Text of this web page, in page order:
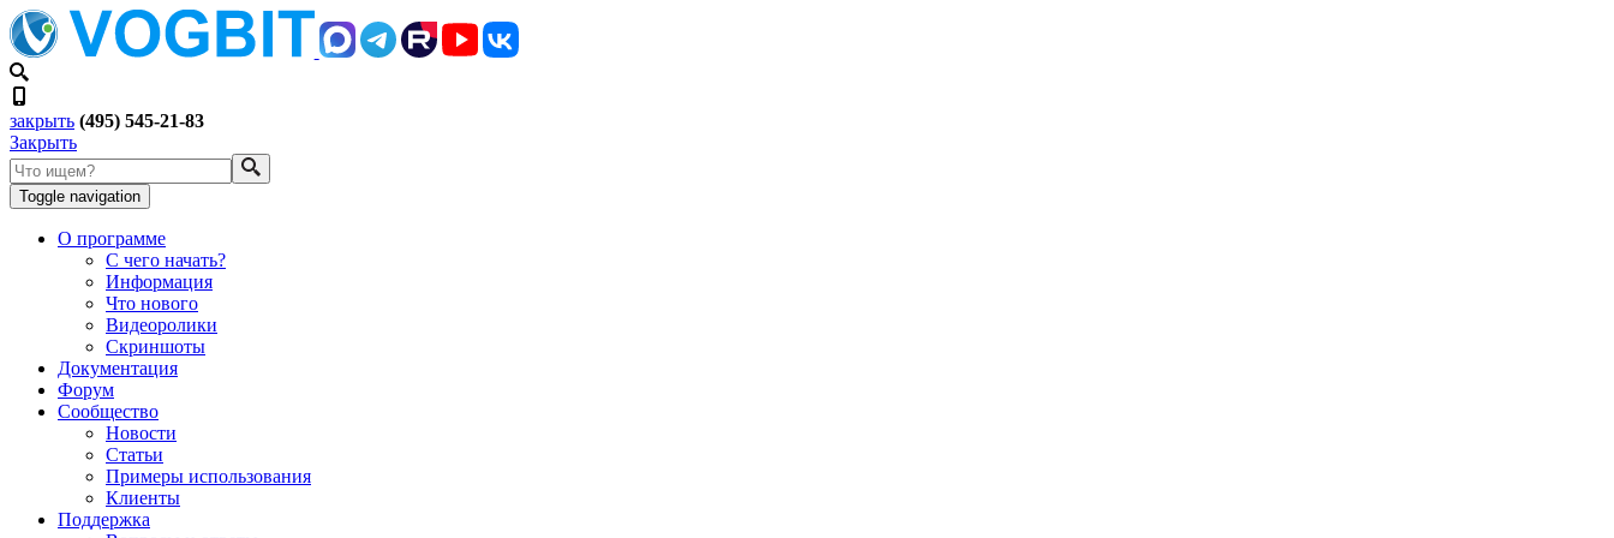
закрыть (495) 545-21-83
Закрыть
Toggle navigation
О программе
С чего начать?
Информация
Что нового
Видеоролики
Скриншоты
Документация
Форум
Сообщество
Новости
Статьи
Примеры использования
Клиенты
Поддержка